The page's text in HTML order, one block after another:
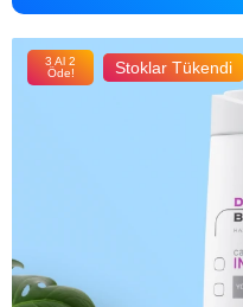
3 Al 2
Öde!
Stoklar Tükendi